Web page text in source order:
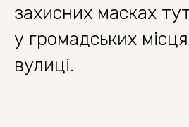
захисних масках
у громадських
вулиці.